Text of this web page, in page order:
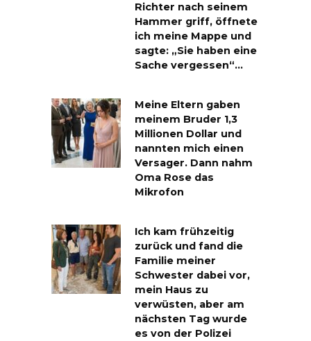
Richter nach seinem
Hammer griff, öffnete
ich meine Mappe und
sagte: „Sie haben eine
Sache vergessen“…
Meine Eltern gaben
meinem Bruder 1,3
Millionen Dollar und
nannten mich einen
Versager. Dann nahm
Oma Rose das
Mikrofon
Ich kam frühzeitig
zurück und fand die
Familie meiner
Schwester dabei vor,
mein Haus zu
verwüsten, aber am
nächsten Tag wurde
es von der Polizei